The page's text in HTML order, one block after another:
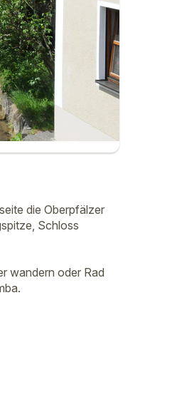
die Oberpfälzer
Schloss
wandern oder Rad